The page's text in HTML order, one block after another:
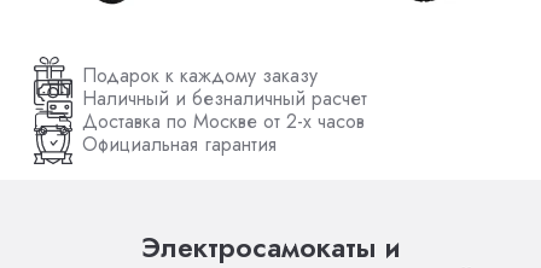
Подарок к каждому заказу
Наличный и безналичный расчет
Доставка по Москве от 2-х часов
Официальная гарантия
Электросамокаты и